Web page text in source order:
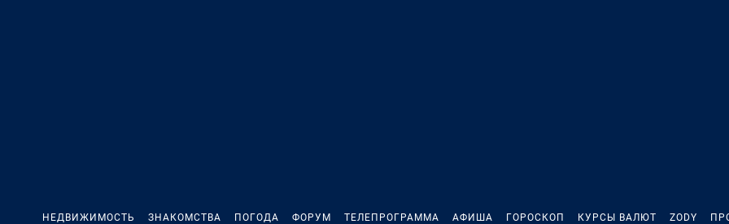
НЕДВИЖИМОСТЬ ЗНАКОМСТВА ПОГОДА ФОРУМ ТЕЛЕПРОГРАММА АФИША ГОРОСКОП КУРСЫ ВАЛЮТ ZODY